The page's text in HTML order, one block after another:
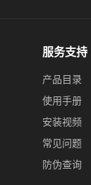
服务支持
产品目录
使用手册
安装视频
常见问题
防伪查询